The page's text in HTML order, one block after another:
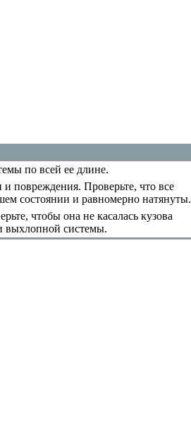
по всей ее длине.
повреждения. Проверьте, что все
состоянии и равномерно натянуты.
чтобы она не касалась кузова
выхлопной системы.